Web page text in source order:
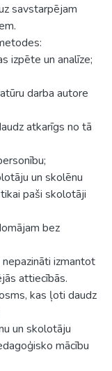
savstarpējam
izpēte un analīze;
darba autore
atkarīgs no tā
un skolēnu
paši skolotāji
bez
izmantot
attiecībās.
kas ļoti daudz
un skolotāju
mācību